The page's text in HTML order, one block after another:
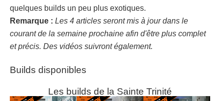
quelques builds un peu plus exotiques.
Remarque : Les 4 articles seront mis à jour dans le
courant de la semaine prochaine afin d'être plus complet
et précis. Des vidéos suivront également.
Builds disponibles
Les builds de la Sainte Trinité